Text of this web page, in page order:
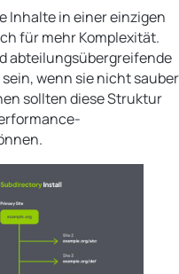
Inhalte in einer einzigen
für mehr Komplexität.
abteilungsübergreifende
wenn sie nicht sauber
sollten diese Struktur